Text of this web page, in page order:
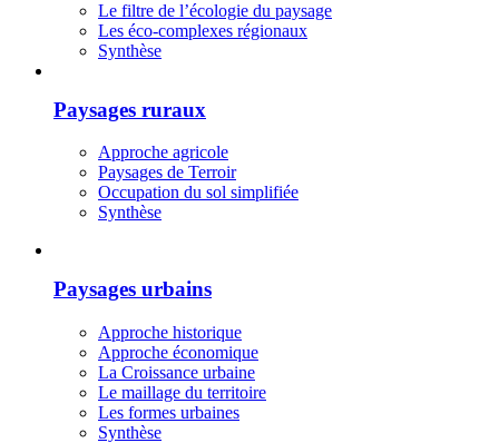
Le filtre de l’écologie du paysage
Les éco-complexes régionaux
Synthèse
Paysages ruraux
Approche agricole
Paysages de Terroir
Occupation du sol simplifiée
Synthèse
Paysages urbains
Approche historique
Approche économique
La Croissance urbaine
Le maillage du territoire
Les formes urbaines
Synthèse